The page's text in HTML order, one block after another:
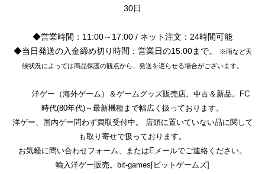
30日
◆営業時間：11:00～17:00 / ネット注文：24時間可能
◆当日発送の入金締め切り時間：営業日の15:00まで。
※雨など天
候状況によっては商品保護の観点から、発送を遅らせる場合がございます。
洋ゲー（海外ゲーム）＆ゲームグッズ販売店。中古＆新品。FC
時代(80年代)～最新機種まで幅広く扱っております。
洋ゲー、国内ゲー問わず買取受付中。 店頭に置いていない品に関して
も取り寄せで扱っております。
お気軽に問い合わせフォーム、またはEメールでご連絡ください。
輸入洋ゲー販売。bit-games[ビットゲームズ]